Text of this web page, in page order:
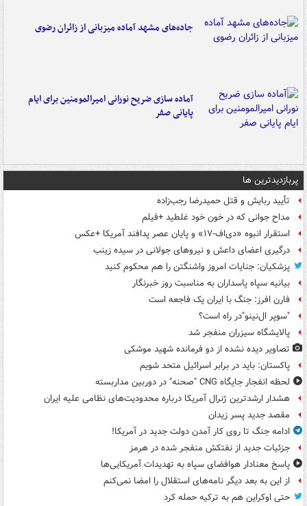
جاده‌های مشهد آماده میزبانی از زائران رضوی
آماده سازی ضریح نورانی امیرالمومنین برای ایام
پایانی صفر
پربازدیدترین ها
تأیید ربایش و قتل حمیدرضا رجب‌زاده
مداح جوانی که در خون خود غلطید +فیلم
استقرار انبوه «دی‌اف‑۱۷» و پایان عصر پدافند آمریکا +عکس
درگیری اعضای داعش و نیروهای جولانی در سیده زینب
پزشکیان: جنایات امروز واشنگتن را هم محکوم کنید
بیانیه سپاه پاسداران به مناسبت روز خبرنگار
فارن افرز: جنگ با ایران یک فاجعه است
"سوپر ال‌نینو"در راه است؟
پالایشگاه سیزران منفجر شد
تصاویر دیده‌ نشده از دو فرمانده شهید موشکی
پاکستان: باید در برابر اسرائیل متحد شویم
لحظه انفجار جایگاه CNG "صحنه" در دوربین مداربسته
هشدار ارشدترین ژنرال آمریکا درباره محدودیت‌های نظامی علیه ایران
مقصد جدید پسر زیدان
ادامه جنگ تا روی کار آمدن دولت جدید در آمریکا!
جزئیات جدید از نفتکش منفجر شده در هرمز
پاسخ معنادار هوافضای سپاه به تهدیدات آمریکایی‌ها
از این به بعد دیگر نامه‌های استقلال را امضا نمی‌کنم
حتی اوکراین هم به ترکیه حمله کرد